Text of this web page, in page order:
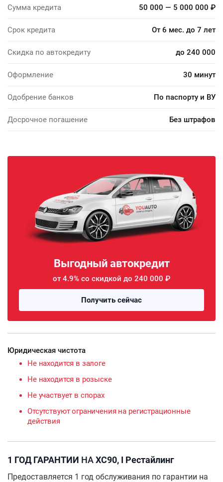
Сумма кредита 50 000 — 5 000 000 ₽
Срок кредита От 6 мес. до 7 лет
Скидка по автокредиту до 240 000
Оформление 30 минут
Одобрение банков По паспорту и ВУ
Досрочное погашение Без штрафов
Выгодный автокредит
от 4.9% со скидкой до 240 000 ₽
Получить сейчас
Юридическая чистота
Не находится в залоге
Не находится в розыске
Не участвует в спорах
Отсутствуют ограничения на регистрационные
действия
1 ГОД ГАРАНТИИ НАXC90, I Рестайлинг
Предоставляется 1 год обслуживания по гарантии на